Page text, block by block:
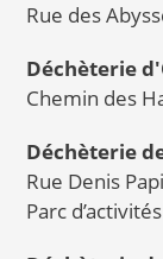
Rue des
Déchèterie
Chemin des
Déchèterie
Rue Denis
Parc